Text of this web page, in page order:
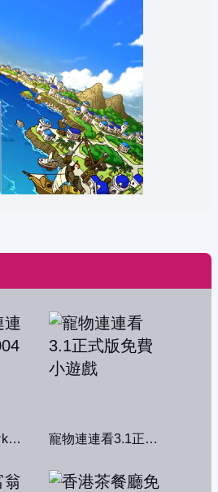
神奇寶貝連連看kawai版2004 寵物連連看3.1正式版